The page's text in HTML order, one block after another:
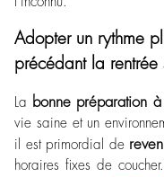
Adopter un rythme
précédant la rentrée
La bonne préparation
vie saine et un
il est primordial de
horaires fixes de